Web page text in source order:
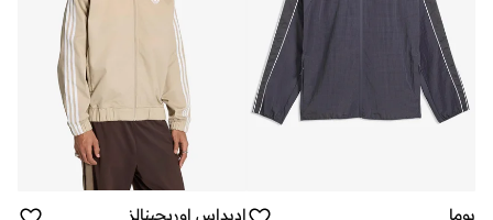
بوما
اديداس اوريجينالز